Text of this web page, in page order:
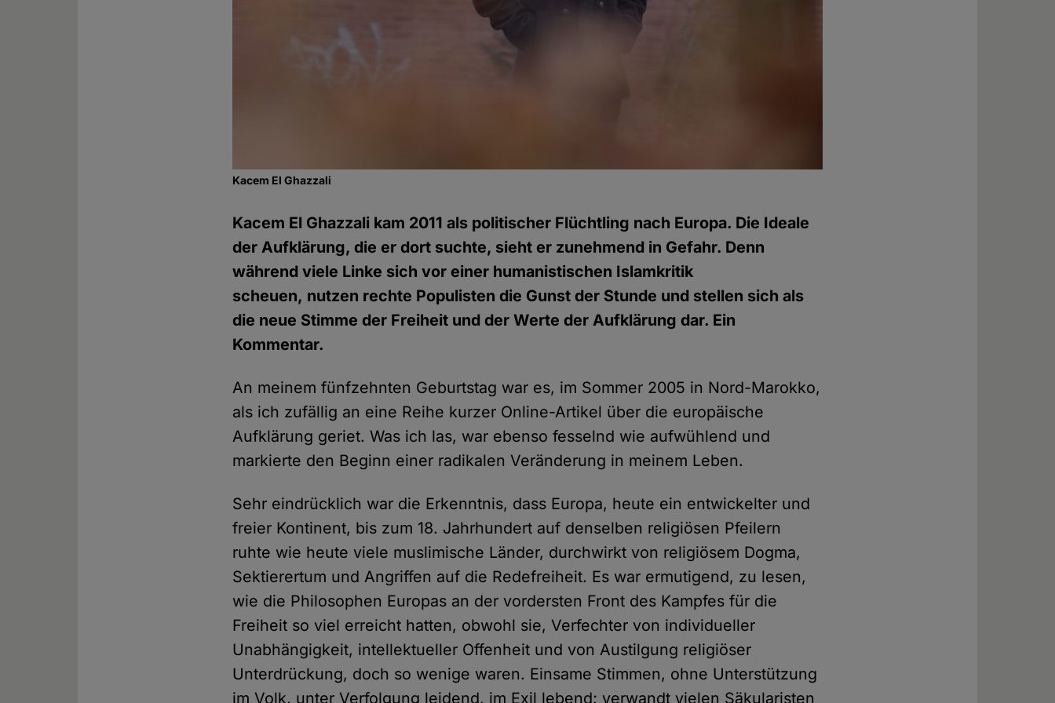
Kacem El Ghazzali
Kacem El Ghazzali kam 2011 als politischer Flüchtling nach Europa. Die Ideale
der Aufklärung, die er dort suchte, sieht er zunehmend in Gefahr. Denn
während viele Linke sich vor einer humanistischen Islamkritik
scheuen, nutzen rechte Populisten die Gunst der Stunde und stellen sich als
die neue Stimme der Freiheit und der Werte der Aufklärung dar. Ein
Kommentar.
An meinem fünfzehnten Geburtstag war es, im Sommer 2005 in Nord-Marokko,
als ich zufällig an eine Reihe kurzer Online-Artikel über die europäische
Aufklärung geriet. Was ich las, war ebenso fesselnd wie aufwühlend und
markierte den Beginn einer radikalen Veränderung in meinem Leben.
Sehr eindrücklich war die Erkenntnis, dass Europa, heute ein entwickelter und
freier Kontinent, bis zum 18. Jahrhundert auf denselben religiösen Pfeilern
ruhte wie heute viele muslimische Länder, durchwirkt von religiösem Dogma,
Sektierertum und Angriffen auf die Redefreiheit. Es war ermutigend, zu lesen,
wie die Philosophen Europas an der vordersten Front des Kampfes für die
Freiheit so viel erreicht hatten, obwohl sie, Verfechter von individueller
Unabhängigkeit, intellektueller Offenheit und von Austilgung religiöser
Unterdrückung, doch so wenige waren. Einsame Stimmen, ohne Unterstützung
im Volk, unter Verfolgung leidend, im Exil lebend; verwandt vielen Säkularisten